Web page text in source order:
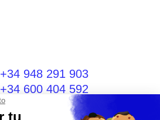
+34 948 291 903
+34 600 404 592
L Y